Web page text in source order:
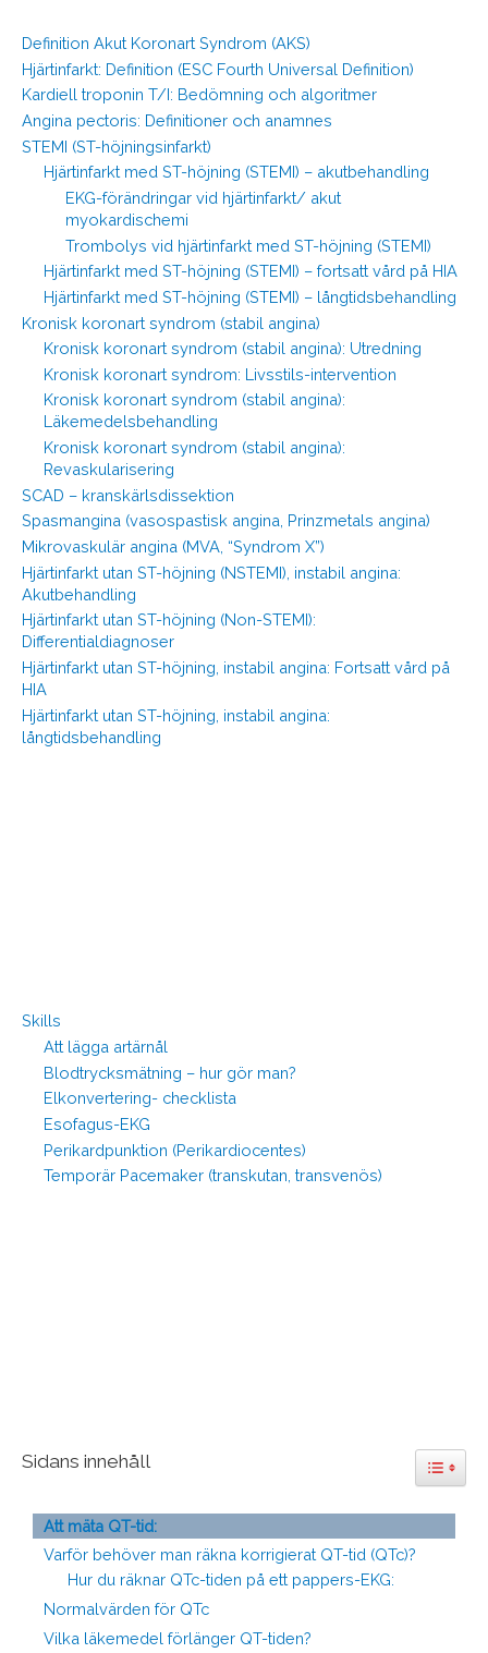
Definition Akut Koronart Syndrom (AKS)
Hjärtinfarkt: Definition (ESC Fourth Universal Definition)
Kardiell troponin T/I: Bedömning och algoritmer
Angina pectoris: Definitioner och anamnes
STEMI (ST-höjningsinfarkt)
Hjärtinfarkt med ST-höjning (STEMI) – akutbehandling
EKG-förändringar vid hjärtinfarkt/ akut
myokardischemi
Trombolys vid hjärtinfarkt med ST-höjning (STEMI)
Hjärtinfarkt med ST-höjning (STEMI) – fortsatt vård på HIA
Hjärtinfarkt med ST-höjning (STEMI) – långtidsbehandling
Kronisk koronart syndrom (stabil angina)
Kronisk koronart syndrom (stabil angina): Utredning
Kronisk koronart syndrom: Livsstils-intervention
Kronisk koronart syndrom (stabil angina):
Läkemedelsbehandling
Kronisk koronart syndrom (stabil angina):
Revaskularisering
SCAD – kranskärlsdissektion
Spasmangina (vasospastisk angina, Prinzmetals angina)
Mikrovaskulär angina (MVA, “Syndrom X”)
Hjärtinfarkt utan ST-höjning (NSTEMI), instabil angina:
Akutbehandling
Hjärtinfarkt utan ST-höjning (Non-STEMI):
Differentialdiagnoser
Hjärtinfarkt utan ST-höjning, instabil angina: Fortsatt vård på
HIA
Hjärtinfarkt utan ST-höjning, instabil angina:
långtidsbehandling
Skills
Att lägga artärnål
Blodtrycksmätning – hur gör man?
Elkonvertering- checklista
Esofagus-EKG
Perikardpunktion (Perikardiocentes)
Temporär Pacemaker (transkutan, transvenös)
Sidans innehåll Toggle
Att mäta QT-tid:
Varför behöver man räkna korrigierat QT-tid (QTc)?
Hur du räknar QTc-tiden på ett pappers-EKG:
Normalvärden för QTc
Vilka läkemedel förlänger QT-tiden?